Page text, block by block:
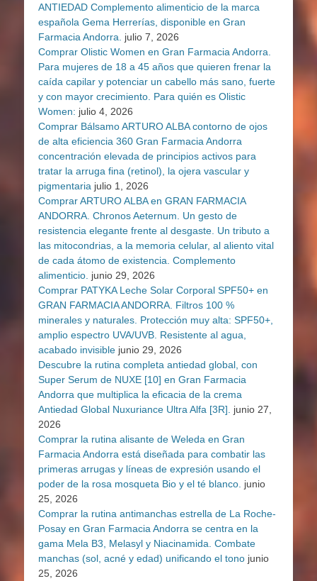
ANTIEDAD Complemento alimenticio de la marca
española Gema Herrerías, disponible en Gran
Farmacia Andorra.
julio 7, 2026
Comprar Olistic Women en Gran Farmacia Andorra.
Para mujeres de 18 a 45 años que quieren frenar la
caída capilar y potenciar un cabello más sano, fuerte
y con mayor crecimiento. Para quién es Olistic
Women: julio 4, 2026
Comprar Bálsamo ARTURO ALBA contorno de ojos
de alta eficiencia 360 Gran Farmacia Andorra
concentración elevada de principios activos para
tratar la arruga fina (retinol), la ojera vascular y
pigmentaria julio 1, 2026
Comprar ARTURO ALBA en GRAN FARMACIA
ANDORRA. Chronos Aeternum. Un gesto de
resistencia elegante frente al desgaste. Un tributo a
las mitocondrias, a la memoria celular, al aliento vital
de cada átomo de existencia. Complemento
alimenticio. junio 29, 2026
Comprar PATYKA Leche Solar Corporal SPF50+ en
GRAN FARMACIA ANDORRA. Filtros 100 %
minerales y naturales. Protección muy alta: SPF50+,
amplio espectro UVA/UVB. Resistente al agua,
acabado invisible junio 29, 2026
Descubre la rutina completa antiedad global, con
Super Serum de NUXE [10] en Gran Farmacia
Andorra que multiplica la eficacia de la crema
Antiedad Global Nuxuriance Ultra Alfa [3R].
junio 27,
2026
Comprar la rutina alisante de Weleda en Gran
Farmacia Andorra está diseñada para combatir las
primeras arrugas y líneas de expresión usando el
poder de la rosa mosqueta Bio y el té blanco. junio
25, 2026
Comprar la rutina antimanchas estrella de La Roche-
Posay en Gran Farmacia Andorra se centra en la
gama Mela B3, Melasyl y Niacinamida. Combate
manchas (sol, acné y edad) unificando el tono junio
25, 2026